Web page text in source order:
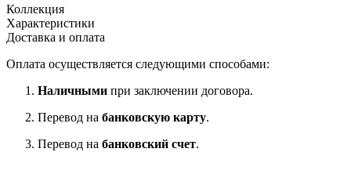
Коллекция
Характеристики
Доставка и оплата
Оплата осуществляется следующими способами:
Наличными при заключении договора.
Перевод на банковскую карту.
Перевод на банковский счет.